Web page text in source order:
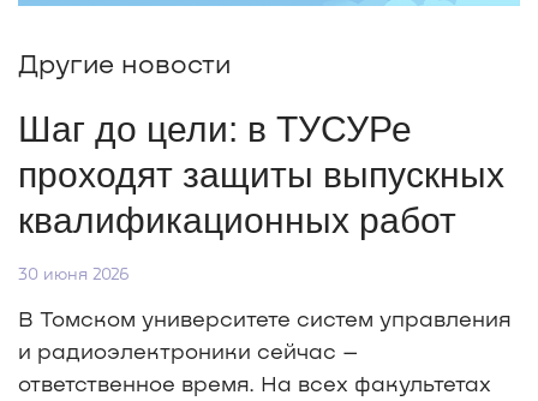
Другие новости
Шаг до цели: в ТУСУРе
проходят защиты выпускных
квалификационных работ
30 июня 2026
В Томском университете систем управления
и радиоэлектроники сейчас –
ответственное время. На всех факультетах